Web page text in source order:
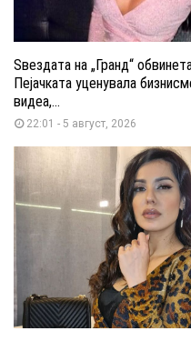
Ѕвездата на „Гранд“
Пејачката уценувала
видеа,...
22:01 - 5 август, 2026